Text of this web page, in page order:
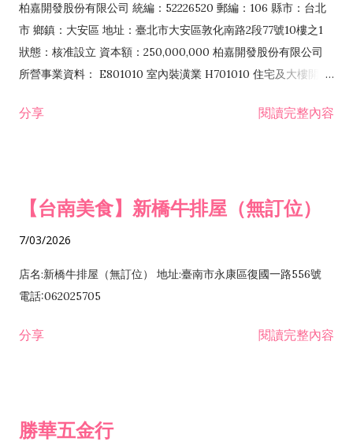
柏嘉開發股份有限公司 統編：52226520 郵編：106 縣市：台北
市 鄉鎮：大安區 地址：臺北市大安區敦化南路2段77號10樓之1
狀態：核准設立 資本額：250,000,000 柏嘉開發股份有限公司
所營事業資料： E801010 室內裝潢業 H701010 住宅及大樓開發
發業 H703090 不動產買賣業 H703100 不動產租賃業 I503010
分享 閱讀完整內容
【台南美食】新橋牛排屋（無訂位）
7/03/2026
店名:新橋牛排屋（無訂位） 地址:臺南市永康區復國一路556號
電話:062025705
分享 閱讀完整內容
勝華五金行